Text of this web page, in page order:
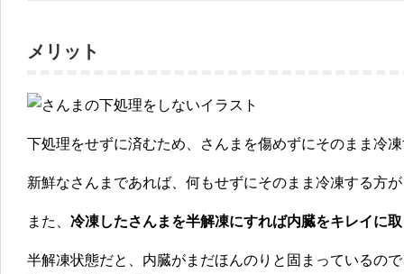
メリット
下処理をせずに済むため、 さんまを傷めずにそのまま冷凍
新鮮なさんまであれば、何もせずにそのまま冷凍する方
また、 冷凍したさんまを半解凍にすれば内臓をキレイに
半解凍状態だと、内臓がまだほんのりと固まっているの